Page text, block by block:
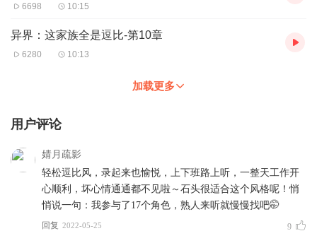
6698 10:15
异界：这家族全是逗比-第10章
6280 10:13
加载更多
用户评论
婧月疏影
轻松逗比风，录起来也愉悦，上下班路上听，一整天工作开
心顺利，坏心情通通都不见啦～石头很适合这个风格呢！悄
悄说一句：我参与了17个角色，熟人来听就慢慢找吧🤭
回复 2022-05-25 9